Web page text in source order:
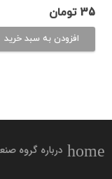
35 تومان
افزودن به سبد خرید
home درباره گروه